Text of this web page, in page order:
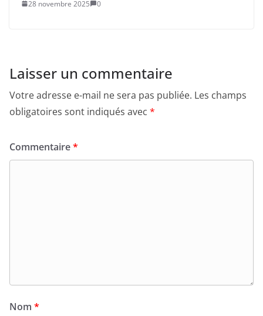
28 novembre 2025 0
Laisser un commentaire
Votre adresse e-mail ne sera pas publiée. Les champs
obligatoires sont indiqués avec *
Commentaire*
Nom *